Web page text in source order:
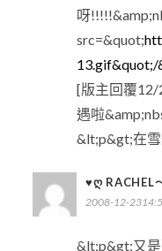
呀
src=&quot;
[版主回覆
遇啦
&lt;p&gt;在
♥Ღ RACHEL
2008-12-
&lt;p&gt;又